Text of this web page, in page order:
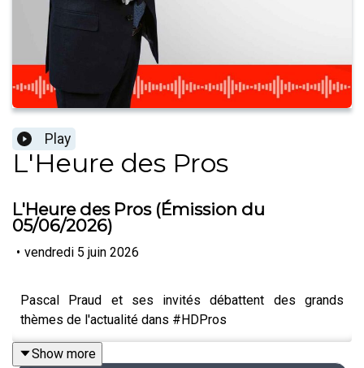
Play
L'Heure des Pros
L'Heure des Pros (Émission du
05/06/2026)
• vendredi 5 juin 2026
Pascal Praud et ses invités débattent des grands
thèmes de l'actualité dans #HDPros
Show more